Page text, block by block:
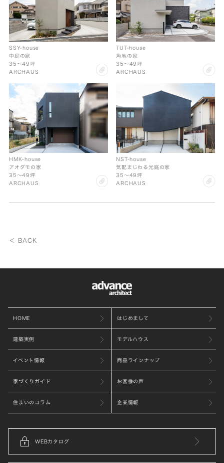
clip
SSY-house
中庭の家
35〜49坪
ARCHAUS
TUT-house
角地の家
35〜49坪
ARCHAUS
clip
HMK-house
アオダモの家
35〜49坪
ARCHAUS
NST-house
気配まじわる光庭の家
35〜49坪
ARCHAUS
＜ BACK
HOME はじめまして
建築実例 モデルハウス
イベント情報 商品ラインナップ
家づくりガイド お客様の声
住まいのコラム 企業情報
WEBカタログ